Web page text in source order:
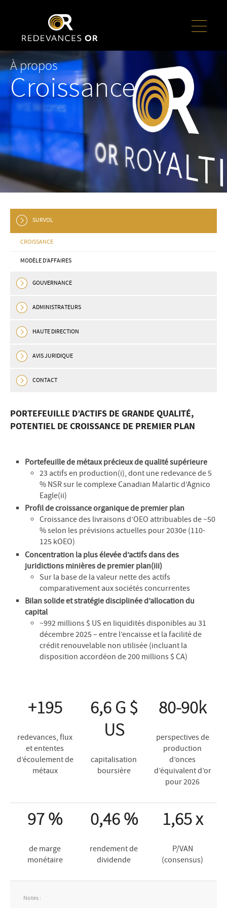
À propos
Croissance
SURVOL
CROISSANCE
MODÈLE D’AFFAIRES
GOUVERNANCE
ADMINISTRATEURS
HAUTE DIRECTION
AVIS JURIDIQUE
CONTACT
PORTEFEUILLE D’ACTIFS DE GRANDE QUALITÉ,
POTENTIEL DE CROISSANCE DE PREMIER PLAN
Portefeuille de métaux précieux de qualité supérieure
23 actifs en production(i), dont une redevance de 5
% NSR sur le complexe Canadian Malartic d’Agnico
Eagle(ii)
Profil de croissance organique de premier plan
Croissance des livraisons d’OEO attribuables de ~50
% selon les prévisions actuelles pour 2030e (110-
125 kOEO)
Concentration la plus élevée d’actifs dans des
juridictions minières de premier plan(iii)
Sur la base de la valeur nette des actifs
comparativement aux sociétés concurrentes
Bilan solide et stratégie disciplinée d’allocation du
capital
~992 millions $ US en liquidités disponibles au 31
décembre 2025 – entre l’encaisse et la facilité de
crédit renouvelable non utilisée (incluant la
disposition accordéon de 200 millions $ CA)
+195
redevances, flux
et ententes
d’écoulement de
métaux
6,6 G $
US
capitalisation
boursière
80-90k
perspectives de
production
d’onces
d’équivalent d’or
pour 2026
97 %
de marge
monétaire
0,46 %
rendement de
dividende
1,65 x
P/VAN
(consensus)
Notes :